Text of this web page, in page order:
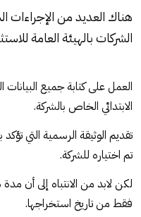
هناك العديد من الإجراءات
الشركات بالهيئة العامة
العمل على كتابة جميع
الابتدائي الخاص بالشركة.
تقديم الوثيقة الرسمية التي
تم اختياره للشركة.
فقط من تاريخ استخراجها.